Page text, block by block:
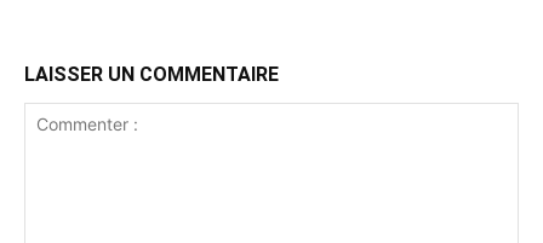
LAISSER UN COMMENTAIRE